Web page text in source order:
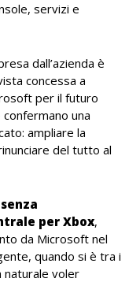
servizi e
dall’azienda è
concessa a
per il futuro
una
ampliare la
del tutto al
per Xbox,
da Microsoft nel
quando si è tra i
naturale voler